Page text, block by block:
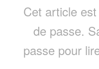
Cet article
de passe.
passe pour